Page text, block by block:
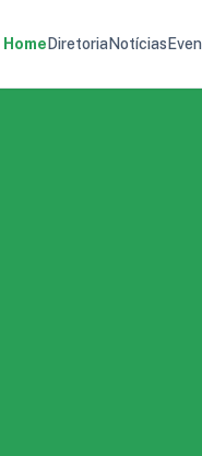
Home DiretoriaNotícias